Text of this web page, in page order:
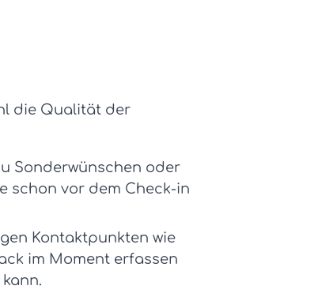
die Qualität der
Sonderwünschen oder
schon vor dem Check-in
Kontaktpunkten wie
im Moment erfassen